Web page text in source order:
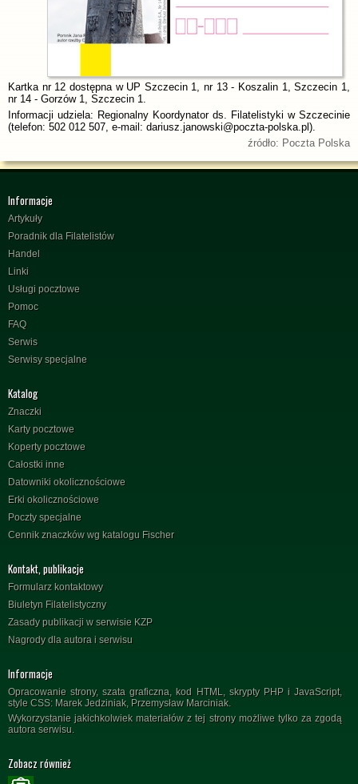
Kartka nr 12 dostępna w UP Szczecin 1, nr 13 - Koszalin 1, Szczecin 1,
nr 14 - Gorzów 1, Szczecin 1.
Informacji udziela: Regionalny Koordynator ds. Filatelistyki w Szczecinie
(telefon: 502 012 507, e-mail: dariusz.janowski@poczta-polska.pl).
źródło: Poczta Polska
Informacje
Artykuły
Poradnik dla Filatelistów
Handel
Linki
Usługi pocztowe
Pomoc
FAQ
Serwis
Serwisy specjalne
Katalog
Znaczki
Karty pocztowe
Koperty pocztowe
Całostki inne
Datowniki okolicznościowe
Erki okolicznościowe
Poczty specjalne
Cennik znaczków wg katalogu Fischer
Kontakt, publikacje
Formularz kontaktowy
Biuletyn Filatelistyczny
Zasady publikacji w serwisie KZP
Nagrody dla autora i serwisu
Informacje
Opracowanie strony, szata graficzna, kod HTML, skrypty PHP i JavaScript,
style CSS: Marek Jedziniak, Przemysław Marciniak.
Wykorzystanie jakichkolwiek materiałów z tej strony możliwe tylko za zgodą
autora serwisu.
Zobacz również